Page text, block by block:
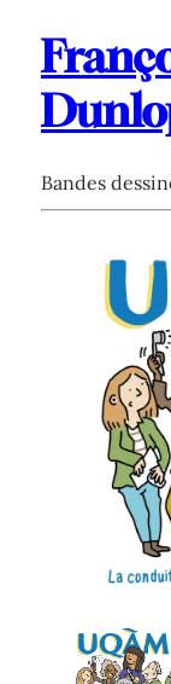
Bandes